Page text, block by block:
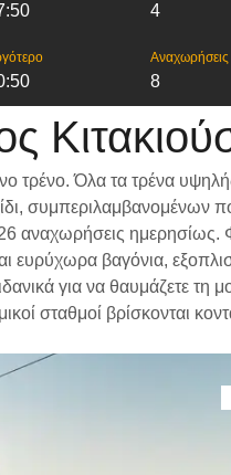
4
Αναχωρήσεις
8
τρένο. Όλα τα τρένα
συμπεριλαμβανομένων
αναχωρήσεις ημερησίως.
ευρύχωρα βαγόνια,
για να θαυμάζετε τη
σταθμοί βρίσκονται